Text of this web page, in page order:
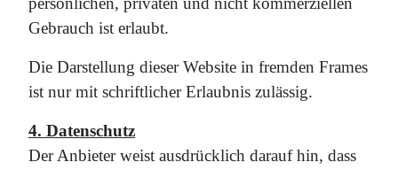
Gebrauch ist erlaubt.
Die Darstellung dieser Website in fremden Frames
ist nur mit schriftlicher Erlaubnis zulässig.
4. Datenschutz
Der Anbieter weist ausdrücklich darauf hin, dass